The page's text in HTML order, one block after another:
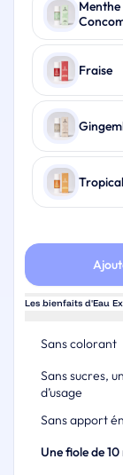
Fraise
Tropical
Les bienfaits d'Eau
Sans colorant
Sans sucres,
d’usage
Sans apport
Une fiole de